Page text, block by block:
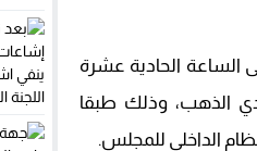
الداخلة – وادي الذهب، يوم الثلاثاء 09 يونيو 2026، على الساعة الحادية عشرة
الذهب، وذلك طبقا